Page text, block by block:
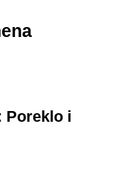
Poreklo i